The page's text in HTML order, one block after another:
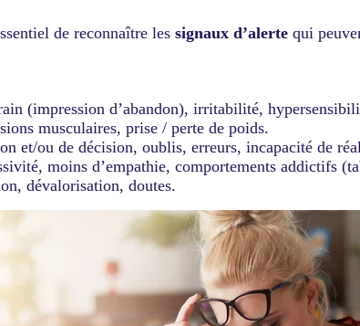
de reconnaître les signaux d’alerte qui
(impression d’abandon), irritabilité,
musculaires, prise / perte de poids.
et/ou de décision, oublis, erreurs, incapacité de
moins d’empathie, comportements addictifs
dévalorisation, doutes.